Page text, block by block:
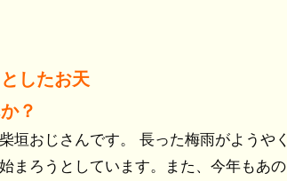
したお天
？
垣おじさんです。 長った梅雨がようやく
まろうとしています。また、今年もあの